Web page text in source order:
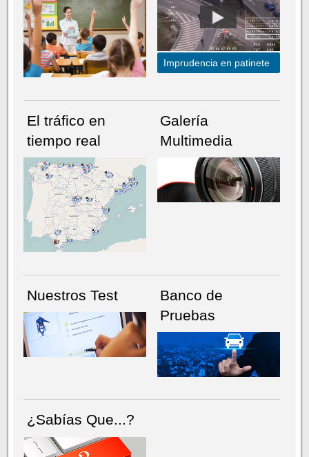
NÚMERO ACTUALHEMEROTECA
Imprudencia en patinete
El tráfico en
tiempo real
Galería
Multimedia
Nuestros Test
Banco de
Pruebas
¿Sabías Que...?